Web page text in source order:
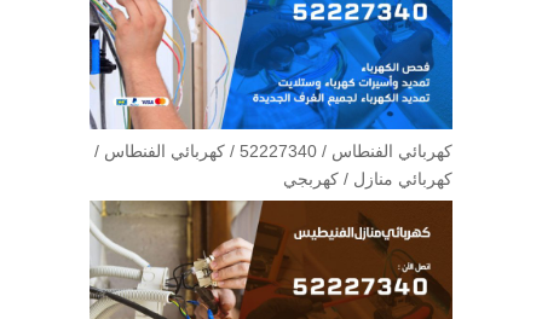
كهربائي الفنطاس / 52227340 / كهربائي الفنطاس /
كهربائي منازل / كهربجي